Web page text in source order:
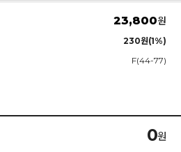
23,800원
230원(1%)
F(44-77)
0원